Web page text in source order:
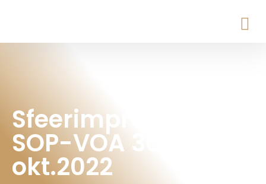
Sfeerimpressie zaal
SOP-VOA 30
okt.2022